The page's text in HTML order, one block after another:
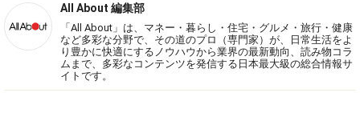
All About 編集部
「All About」は、マネー・暮らし・住宅・グルメ・旅行・健康
など多彩な分野で、その道のプロ（専門家）が、日常生活をよ
り豊かに快適にするノウハウから業界の最新動向、読み物コラ
ムまで、多彩なコンテンツを発信する日本最大級の総合情報サ
イトです。